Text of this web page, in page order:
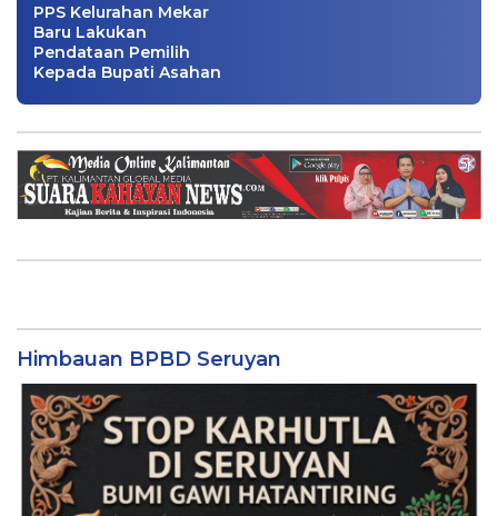
PPS Kelurahan Mekar
Baru Lakukan
Pendataan Pemilih
Kepada Bupati Asahan
Himbauan BPBD Seruyan